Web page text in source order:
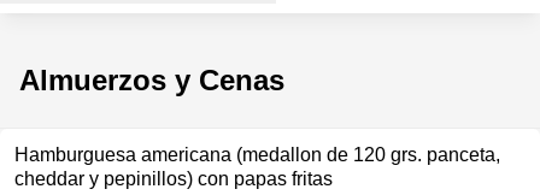
Almuerzos y Cenas
Hamburguesa americana (medallon de 120 grs. panceta,
cheddar y pepinillos) con papas fritas